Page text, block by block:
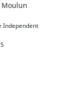
Moulun
Independent